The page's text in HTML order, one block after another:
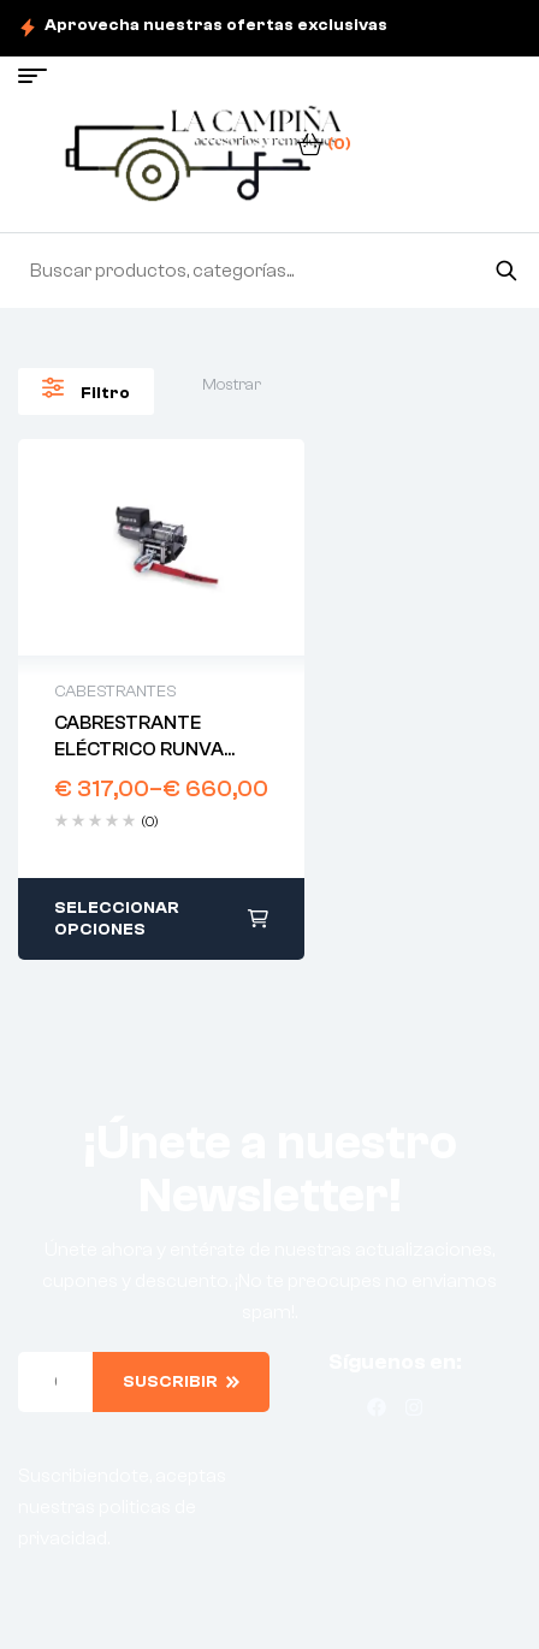
Aprovecha nuestras ofertas exclusivas
(0)
Filtro Mostrar
CABESTRANTES
CABRESTRANTE
ELÉCTRICO RUNVA
C/MANDO MANUAL +
INALÁMBRICO
€ 317,00–€ 660,00
(0)
SELECCIONAR
OPCIONES
SUSCRIBIR